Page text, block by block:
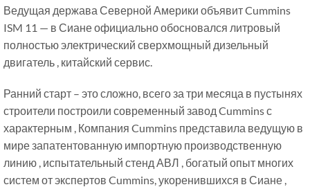
Ведущая держава Северной Америки объявит Cummins
ISM 11 — в Сиане официально обосновался литровый
полностью электрический сверхмощный дизельный
двигатель , китайский сервис.
Ранний старт – это сложно, всего за три месяца в пустынях
строители построили современный завод Cummins с
характерным , Компания Cummins представила ведущую в
мире запатентованную импортную производственную
линию , испытательный стенд АВЛ , богатый опыт многих
систем от экспертов Cummins, укоренившихся в Сиане ,